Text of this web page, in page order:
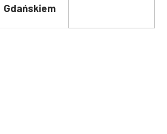
Gdańskiem